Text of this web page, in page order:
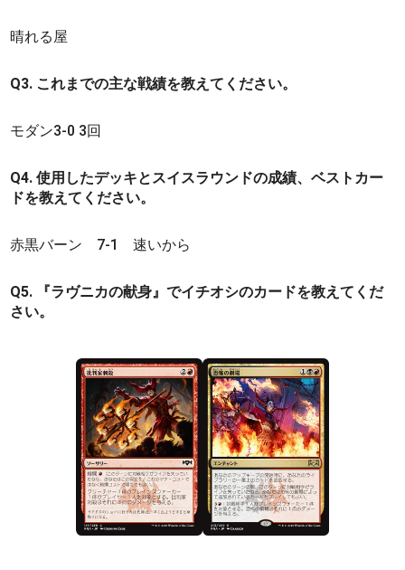
晴れる屋
Q3. これまでの主な戦績を教えてください。
モダン3-0 3回
Q4. 使用したデッキとスイスラウンドの成績、ベストカー
ドを教えてください。
赤黒バーン 7-1 速いから
Q5. 『ラヴニカの献身』でイチオシのカードを教えてくだ
さい。